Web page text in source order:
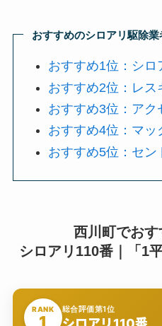
おすすめのシロアリ駆除業
おすすめ1位：シロ
おすすめ2位：レス
おすすめ3位：アク
おすすめ4位：マッ
おすすめ5位：セン
西川町でお
シロアリ110番｜「1
RANK
1
総合評価第1位